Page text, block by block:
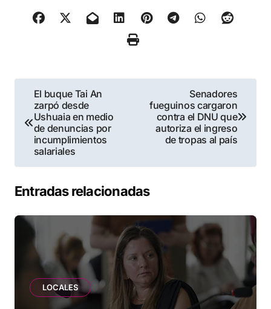
Navegación
de
entradas
El buque Tai An
zarpó desde
Ushuaia en medio
de denuncias por
incumplimientos
salariales
Senadores
fueguinos cargaron
contra el DNU que
autoriza el ingreso
de tropas al país
Entradas relacionadas
LOCALES